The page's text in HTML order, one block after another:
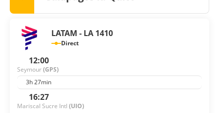
LATAM - LA 1410
Direct
12:00
Seymour(GPS)
3h 27min
16:27
Mariscal Sucre Intl (UIO)